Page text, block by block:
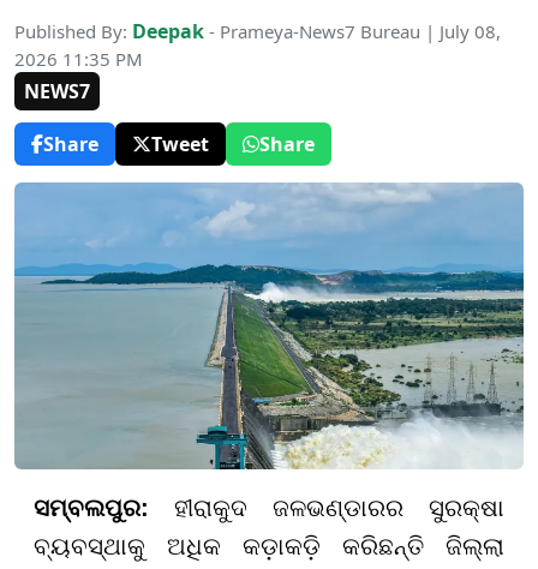
Published By: Deepak - Prameya-News7 Bureau | July 08,
2026 11:35 PM
NEWS7
Share
Tweet Share
ସମ୍ବଲପୁର: ହୀରାକୁଦ ଜଳଭଣ୍ଡାରର ସୁରକ୍ଷା
ବ୍ୟବସ୍ଥାକୁ ଅଧିକ କଡ଼ାକଡ଼ି କରିଛନ୍ତି ଜିଲ୍ଲା